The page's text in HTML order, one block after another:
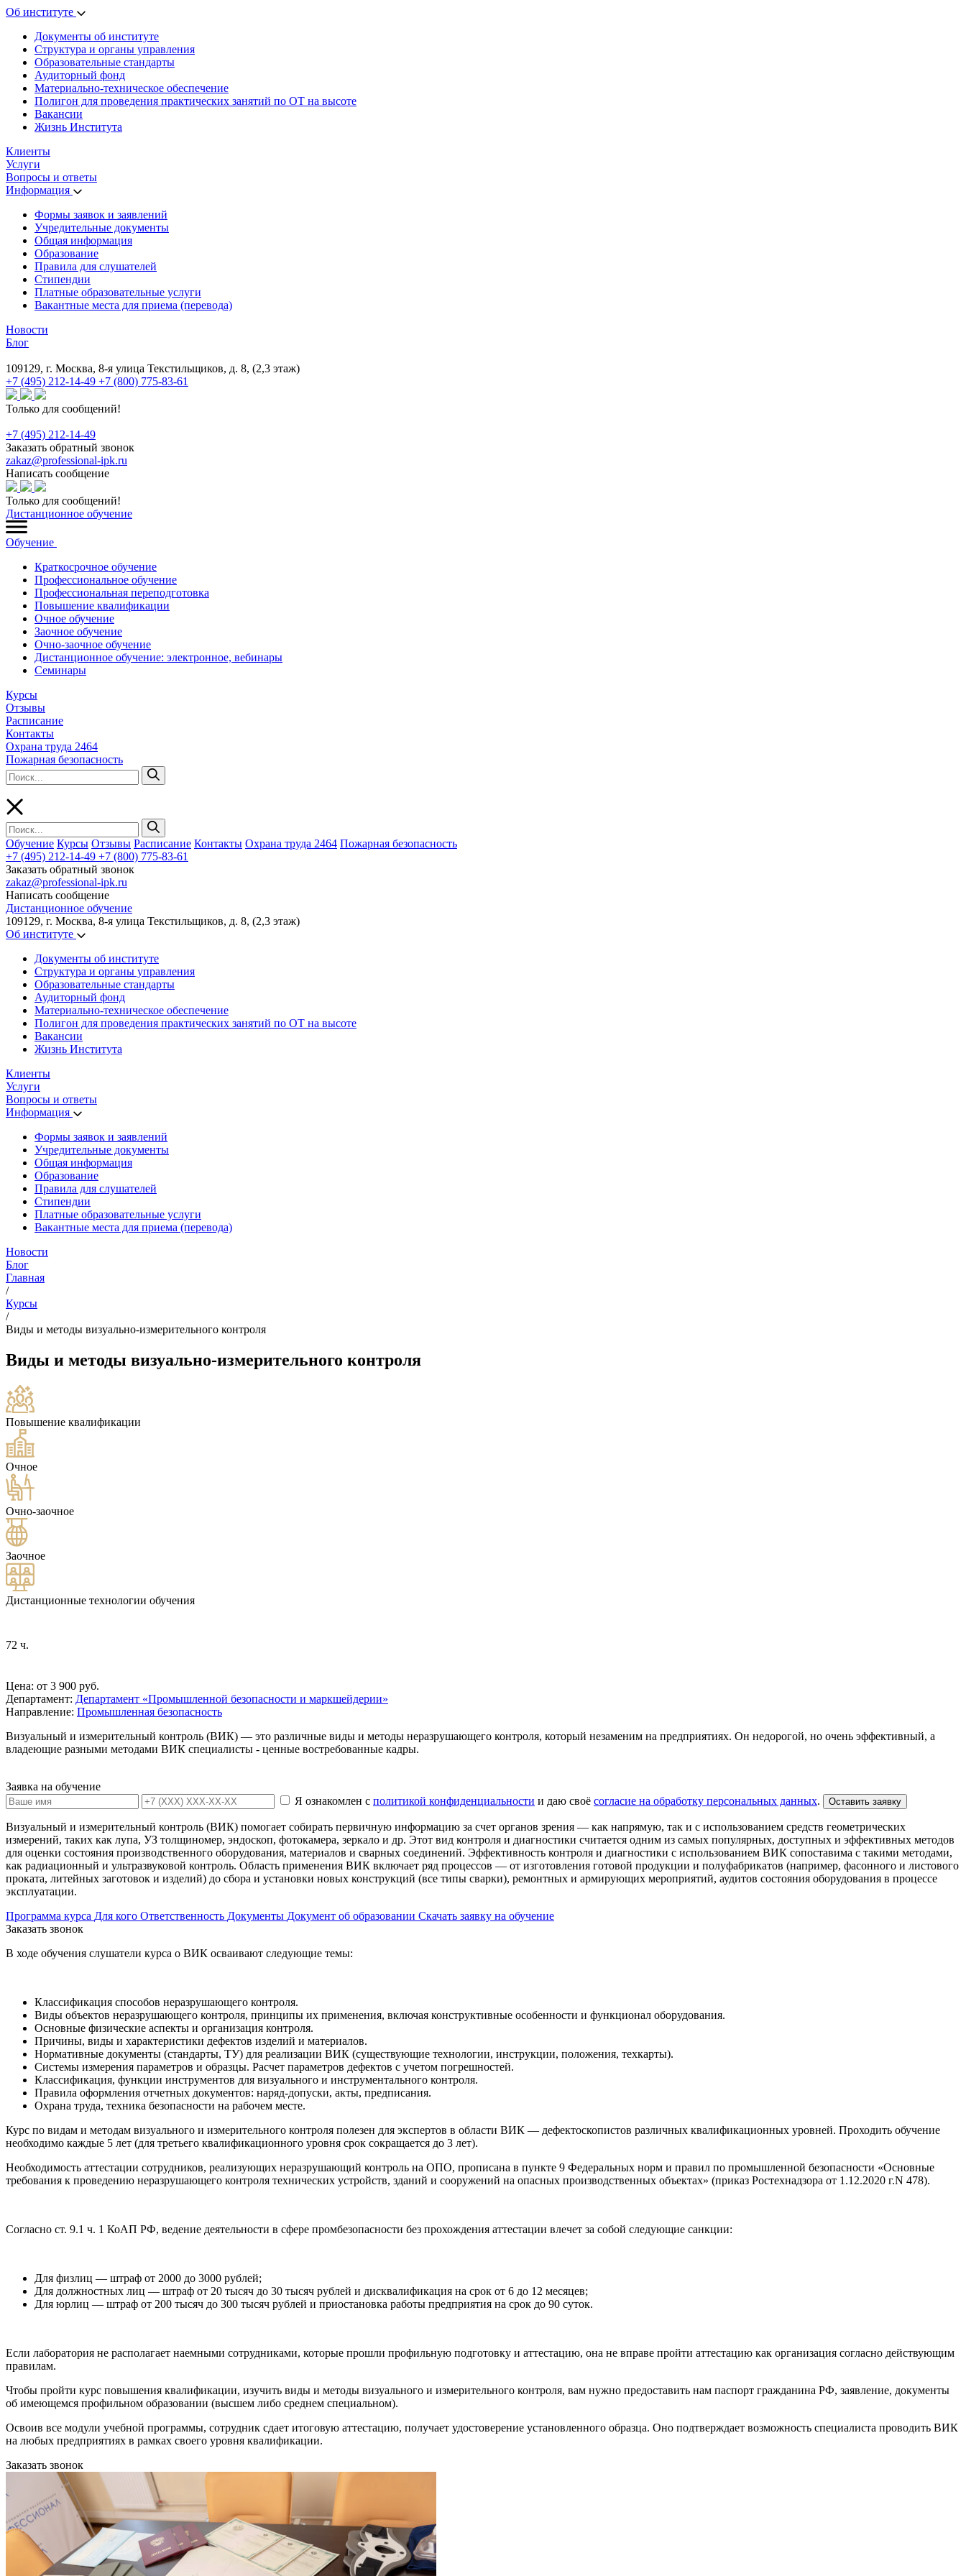
Об институте
Документы об институте
Структура и органы управления
Образовательные стандарты
Аудиторный фонд
Материально-техническое обеспечение
Полигон для проведения практических занятий по ОТ на высоте
Вакансии
Жизнь Института
Клиенты
Услуги
Вопросы и ответы
Информация
Формы заявок и заявлений
Учредительные документы
Общая информация
Образование
Правила для слушателей
Стипендии
Платные образовательные услуги
Вакантные места для приема (перевода)
Новости
Блог
109129, г. Москва, 8-я улица Текстильщиков, д. 8, (2,3 этаж)
+7 (495) 212-14-49 +7 (800) 775-83-61
Только для сообщений!
+7 (495) 212-14-49
Заказать обратный звонок
zakaz@professional-ipk.ru
Написать сообщение
Только для сообщений!
Дистанционное обучение
Обучение
Краткосрочное обучение
Профессиональное обучение
Профессиональная переподготовка
Повышение квалификации
Очное обучение
Заочное обучение
Очно-заочное обучение
Дистанционное обучение: электронное, вебинары
Семинары
Курсы
Отзывы
Расписание
Контакты
Охрана труда 2464
Пожарная безопасность
Обучение Курсы Отзывы Расписание Контакты Охрана труда 2464 Пожарная безопасность
+7 (495) 212-14-49 +7 (800) 775-83-61
Заказать обратный звонок
zakaz@professional-ipk.ru
Написать сообщение
Дистанционное обучение
109129, г. Москва, 8-я улица Текстильщиков, д. 8, (2,3 этаж)
Об институте
Документы об институте
Структура и органы управления
Образовательные стандарты
Аудиторный фонд
Материально-техническое обеспечение
Полигон для проведения практических занятий по ОТ на высоте
Вакансии
Жизнь Института
Клиенты
Услуги
Вопросы и ответы
Информация
Формы заявок и заявлений
Учредительные документы
Общая информация
Образование
Правила для слушателей
Стипендии
Платные образовательные услуги
Вакантные места для приема (перевода)
Новости
Блог
Главная
/
Курсы
/
Виды и методы визуально-измерительного контроля
Виды и методы визуально-измерительного контроля
Повышение квалификации
Очное
Очно-заочное
Заочное
Дистанционные технологии обучения
72 ч.
Цена: от 3 900 руб.
Департамент: Департамент «Промышленной безопасности и маркшейдерии»
Направление: Промышленная безопасность
Визуальный и измерительный контроль (ВИК) — это различные виды и методы неразрушающего контроля, который незаменим на предприятиях. Он недорогой, но очень эффективный, а
владеющие разными методами ВИК специалисты - ценные востребованные кадры.
Заявка на обучение
Я ознакомлен с политикой конфиденциальности и даю своё согласие на обработку персональных данных. Оставить заявку
Визуальный и измерительный контроль (ВИК) помогает собирать первичную информацию за счет органов зрения — как напрямую, так и с использованием средств геометрических
измерений, таких как лупа, УЗ толщиномер, эндоскоп, фотокамера, зеркало и др. Этот вид контроля и диагностики считается одним из самых популярных, доступных и эффективных методов
для оценки состояния производственного оборудования, материалов и сварных соединений. Эффективность контроля и диагностики с использованием ВИК сопоставима с такими методами,
как радиационный и ультразвуковой контроль. Область применения ВИК включает ряд процессов — от изготовления готовой продукции и полуфабрикатов (например, фасонного и листового
проката, литейных заготовок и изделий) до сбора и установки новых конструкций (все типы сварки), ремонтных и армирующих мероприятий, аудитов состояния оборудования в процессе
эксплуатации.
Программа курса Для кого Ответственность Документы Документ об образовании Скачать заявку на обучение
Заказать звонок
В ходе обучения слушатели курса о ВИК осваивают следующие темы:
Классификация способов неразрушающего контроля.
Виды объектов неразрушающего контроля, принципы их применения, включая конструктивные особенности и функционал оборудования.
Основные физические аспекты и организация контроля.
Причины, виды и характеристики дефектов изделий и материалов.
Нормативные документы (стандарты, ТУ) для реализации ВИК (существующие технологии, инструкции, положения, техкарты).
Системы измерения параметров и образцы. Расчет параметров дефектов с учетом погрешностей.
Классификация, функции инструментов для визуального и инструментального контроля.
Правила оформления отчетных документов: наряд-допуски, акты, предписания.
Охрана труда, техника безопасности на рабочем месте.
Курс по видам и методам визуального и измерительного контроля полезен для экспертов в области ВИК — дефектоскопистов различных квалификационных уровней. Проходить обучение
необходимо каждые 5 лет (для третьего квалификационного уровня срок сокращается до 3 лет).
Необходимость аттестации сотрудников, реализующих неразрушающий контроль на ОПО, прописана в пункте 9 Федеральных норм и правил по промышленной безопасности «Основные
требования к проведению неразрушающего контроля технических устройств, зданий и сооружений на опасных производственных объектах» (приказ Ростехнадзора от 1.12.2020 г.N 478).
Согласно ст. 9.1 ч. 1 КоАП РФ, ведение деятельности в сфере промбезопасности без прохождения аттестации влечет за собой следующие санкции:
Для физлиц — штраф от 2000 до 3000 рублей;
Для должностных лиц — штраф от 20 тысяч до 30 тысяч рублей и дисквалификация на срок от 6 до 12 месяцев;
Для юрлиц — штраф от 200 тысяч до 300 тысяч рублей и приостановка работы предприятия на срок до 90 суток.
Если лаборатория не располагает наемными сотрудниками, которые прошли профильную подготовку и аттестацию, она не вправе пройти аттестацию как организация согласно действующим
правилам.
Чтобы пройти курс повышения квалификации, изучить виды и методы визуального и измерительного контроля, вам нужно предоставить нам паспорт гражданина РФ, заявление, документы
об имеющемся профильном образовании (высшем либо среднем специальном).
Освоив все модули учебной программы, сотрудник сдает итоговую аттестацию, получает удостоверение установленного образца. Оно подтверждает возможность специалиста проводить ВИК
на любых предприятиях в рамках своего уровня квалификации.
Заказать звонок